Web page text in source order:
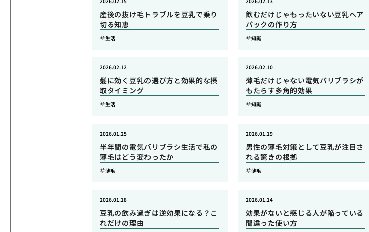
産後の抜け毛トラブルを豆乳で乗り
切る知恵
生活
飲むだけじゃもったいない豆乳ヘア
パックの作り方
知識
髪に効く豆乳の選び方と効果的な摂
取タイミング
2026.02.12
生活
薄毛だけじゃない電気バリブラシが
もたらす多角的効果
2026.02.10
知識
半年間の電気バリブラシ生活で私の
薄毛はどう変わったか
2026.01.25
薄毛
男性の薄毛対策として豆乳が注目さ
れる驚きの根拠
2026.01.19
薄毛
豆乳の飲み過ぎは逆効果になる？こ
れだけの理由
2026.01.18
効果がないと感じる人が陥っている
間違った使い方
2026.01.14